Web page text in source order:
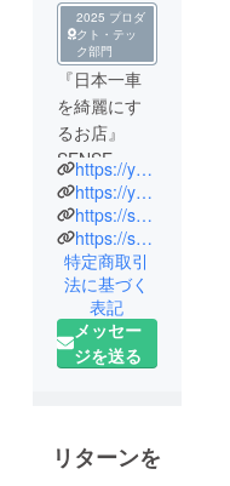
2025 プロダ
クト・テッ
ク部門
『日本一車
を綺麗にす
るお店』
SENSE-
R（センス・
アール）代
表の楠永で
す。車業界
には約20年
携わってき
ました。日
本にディ
で徹底的に
https://youtube.com/@sense-ryuya?si=DhdvPag0RF0mwtbP
https://youtube.com/@ditailingshopsense-r8228?si=1hFzuOYaLo-lwNs1
https://sense-r.net/
https://sense-r.store/collections/sense-r-original
特定商取引
法に基づく
表記
メッセー
ジを送る
リターンを